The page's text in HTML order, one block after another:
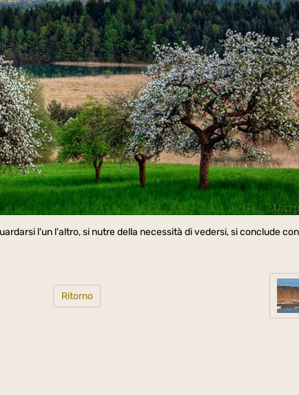
l'un l'altro, si nutre della necessità di vedersi, si conclude con
Ritorno